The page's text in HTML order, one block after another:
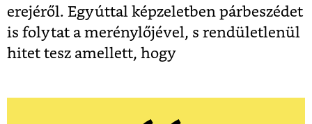
erejéről. Egyúttal képzeletben párbeszédet
is folytat a merénylőjével, s rendületlenül
hitet tesz amellett, hogy